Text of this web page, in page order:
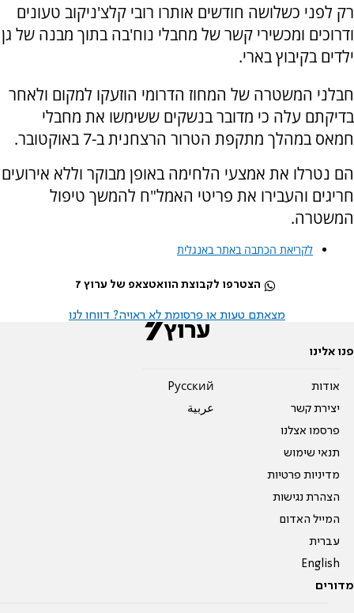
רק לפני כשלושה חודשים אותרו רובי קלצ'ניקוב טעונים
ודרוכים ומכשירי קשר של מחבלי נוח'בה בתוך מבנה של גן
ילדים בקיבוץ בארי.
חבלני המשטרה של המחוז הדרומי הוזעקו למקום ולאחר
בדיקתם עלה כי מדובר בנשקים ששימשו את מחבלי
חמאס במהלך מתקפת הטרור הרצחנית ב-7 באוקטובר.
הם נטרלו את אמצעי הלחימה באופן מבוקר וללא אירועים
חריגים והעבירו את פריטי האמל"ח להמשך טיפול
המשטרה.
לקריאת הכתבה באתר באנגלית
הצטרפו לקבוצת הוואטצאפ של ערוץ 7
מצאתם טעות או פרסומת לא ראויה? דווחו לנו
פנו אלינו
אודות
יצירת קשר
פרסמו אצלנו
תנאי שימוש
מדיניות פרטיות
הצהרת נגישות
המייל האדום
עברית
English
Pусский
عربية
מדורים